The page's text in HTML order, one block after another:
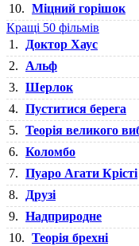
10. Міцний горішок
Кращі 50 фільмів
1.
Доктор Хаус
2.
Альф
3. Шерлок
4. Пуститися берега
5. Теорія великого
6. Коломбо
7. Пуаро Агати Крісті
8.
Друзі
9. Надприродне
10. Теорія брехні